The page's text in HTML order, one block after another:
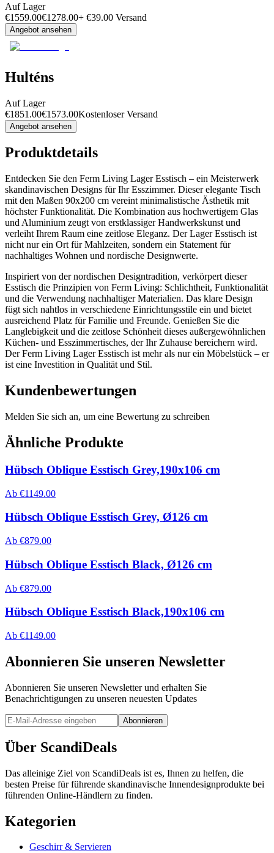
Auf Lager
€1559.00€1278.00+ €39.00 Versand
Angebot ansehen
Hulténs
Auf Lager
€1851.00€1573.00Kostenloser Versand
Angebot ansehen
Produktdetails
Entdecken Sie den Ferm Living Lager Esstisch – ein Meisterwerk
skandinavischen Designs für Ihr Esszimmer. Dieser elegante Tisch
mit den Maßen 90x200 cm vereint minimalistische Ästhetik mit
höchster Funktionalität. Die Kombination aus hochwertigem Glas
und Aluminium zeugt von erstklassiger Handwerkskunst und
verleiht Ihrem Raum eine zeitlose Eleganz. Der Lager Esstisch ist
nicht nur ein Ort für Mahlzeiten, sondern ein Statement für
nachhaltiges Wohnen und nordische Designwerte.
Inspiriert von der nordischen Designtradition, verkörpert dieser
Esstisch die Prinzipien von Ferm Living: Schlichtheit, Funktionalität
und die Verwendung nachhaltiger Materialien. Das klare Design
fügt sich nahtlos in verschiedene Einrichtungsstile ein und bietet
ausreichend Platz für Familie und Freunde. Genießen Sie die
Langlebigkeit und die zeitlose Schönheit dieses außergewöhnlichen
Küchen- und Esszimmertisches, der Ihr Zuhause bereichern wird.
Der Ferm Living Lager Esstisch ist mehr als nur ein Möbelstück – er
ist eine Investition in Qualität und Stil.
Kundenbewertungen
Melden Sie sich an, um eine Bewertung zu schreiben
Ähnliche Produkte
Hübsch Oblique Esstisch Grey,190x106 cm
Ab €1149.00
Hübsch Oblique Esstisch Grey, Ø126 cm
Ab €879.00
Hübsch Oblique Esstisch Black, Ø126 cm
Ab €879.00
Hübsch Oblique Esstisch Black,190x106 cm
Ab €1149.00
Abonnieren Sie unseren Newsletter
Abonnieren Sie unseren Newsletter und erhalten Sie
Benachrichtigungen zu unseren neuesten Updates
Abonnieren
Über ScandiDeals
Das alleinige Ziel von ScandiDeals ist es, Ihnen zu helfen, die
besten Preise für führende skandinavische Innendesignprodukte bei
führenden Online-Händlern zu finden.
Kategorien
Geschirr & Servieren